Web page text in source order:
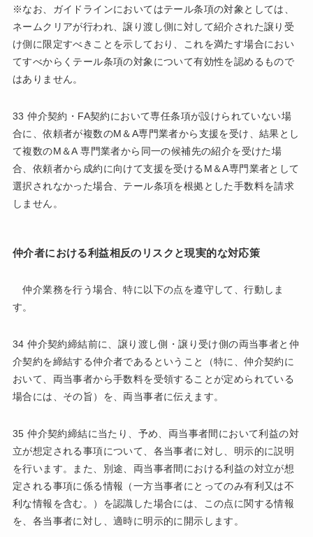
※なお、ガイドラインにおいてはテール条項の対象としては、
ネームクリアが行われ、譲り渡し側に対して紹介された譲り受
け側に限定すべきことを示しており、これを満たす場合におい
てすべからくテール条項の対象について有効性を認めるもので
はありません。
33 仲介契約・FA契約において専任条項が設けられていない場
合に、依頼者が複数のM＆A専門業者から支援を受け、結果とし
て複数のM＆A 専門業者から同一の候補先の紹介を受けた場
合、依頼者から成約に向けて支援を受けるM＆A専門業者として
選択されなかった場合、テール条項を根拠とした手数料を請求
しません。
仲介者における利益相反のリスクと現実的な対応策
仲介業務を行う場合、特に以下の点を遵守して、行動しま
す。
34 仲介契約締結前に、譲り渡し側・譲り受け側の両当事者と仲
介契約を締結する仲介者であるということ（特に、仲介契約に
おいて、両当事者から手数料を受領することが定められている
場合には、その旨）を、両当事者に伝えます。
35 仲介契約締結に当たり、予め、両当事者間において利益の対
立が想定される事項について、各当事者に対し、明示的に説明
を行います。また、別途、両当事者間における利益の対立が想
定される事項に係る情報（一方当事者にとってのみ有利又は不
利な情報を含む。）を認識した場合には、この点に関する情報
を、各当事者に対し、適時に明示的に開示します。